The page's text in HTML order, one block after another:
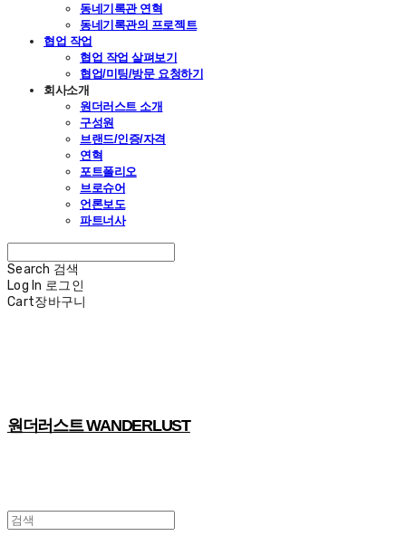
동네기록관 연혁
동네기록관의 프로젝트
협업 작업
협업 작업 살펴보기
협업/미팅/방문 요청하기
회사소개
원더러스트 소개
구성원
브랜드/인증/자격
연혁
포트폴리오
브로슈어
언론보도
파트너사
Search 검색
Log In 로그인
Cart장바구니
원더러스트 WANDERLUST